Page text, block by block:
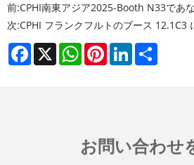
前:CPHI南東アジア2025-Booth N33であ
次:CPHI フランクフルトのブース 12.1C3
Facebook
X WhatsAppPinterestLinkedIn
お問い合わせ